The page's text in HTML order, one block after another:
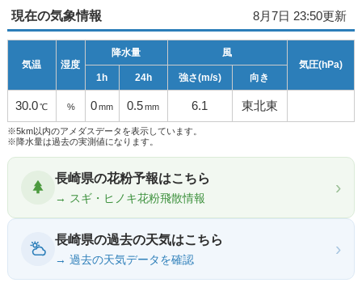
現在の気象情報 8月7日 23:50更新
気温 湿度
降水量
風
気圧(hPa)
1h
24h 強さ(m/s) 向き
30.0 ℃ % 0 mm 0.5 mm 6.1 東北東
※5km以内のアメダスデータを表示しています。
※降水量は過去の実測値になります。
長崎県の花粉予報はこちら
→ スギ・ヒノキ花粉飛散情報
›
長崎県の過去の天気はこちら
→ 過去の天気データを確認
›